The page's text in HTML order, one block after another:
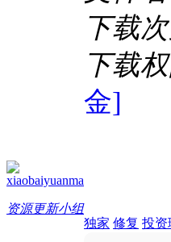
xiaobaiyuanma
资源更新小组
下载
下载
金]
独家 修复 投资